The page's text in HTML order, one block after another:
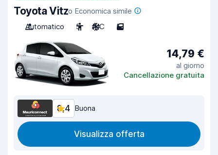
Toyota Vitzo Economica simile
Automatico
5 A/C 5
14,79 €
al giorno
Cancellazione gratuita
8,4 Buona
Visualizza offerta